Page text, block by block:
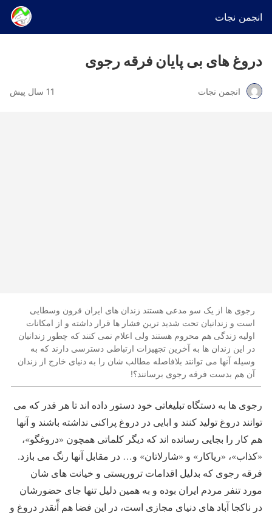
انجمن نجات
دروغ های بی پایان فرقه رجوی
انجمن نجات 11 سال پیش
رجوی ها از یک سو مدعی هستند زندان های ایران قرون وسطایی
است و زندانیان تحت شدید ترین فشار ها قرار داشته و از امکانات
اولیه زندگی هم محروم هستند ولی اعلام نمی کنند که چطور زندانیان
در این زندان ها به آخرین تجهیزات ارتباطی دسترسی دارند که به
وسیله آنها می توانند بلافاصله مطالب شان را به دنیای خارج از زندان
آن هم بدست فرقه رجوی برسانند؟!
رجوی ها به دستگاه تبلیغاتی خود دستور داده اند تا هر قدر که می
توانند دروغ تولید کنند و ابایی در دروغ پراکنی نداشته باشند و آنها
هم کار را بجایی رسانده اند که دیگر کلماتی همچون «دروغگو»،
«کذاب»، «ریاکار» و «شارلاتان» و… در مقابل آنها رنگ می بازد.
فرقه رجوی که بدلیل اقدامات تروریستی و خیانت های شان
مورد تنفر مردم ایران بوده و به همین دلیل تنها جای حضورشان
در ناکجا آباد های دنیای مجازی است، در این فضا هم آّنقدر دروغ و